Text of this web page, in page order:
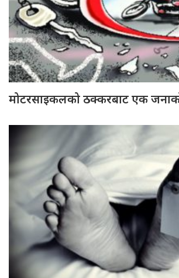
मोटरसाइकलको ठक्करबाट एक